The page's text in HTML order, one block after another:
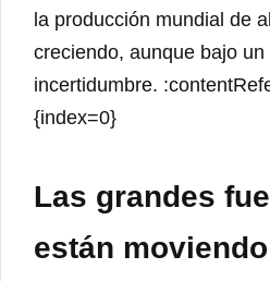
la producción mundial de
creciendo, aunque bajo
incertidumbre.
{index=0}
Las grandes
están